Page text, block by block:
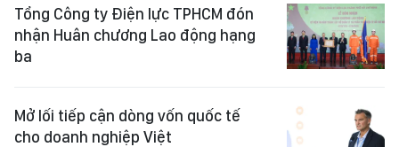
Tổng Công ty Điện lực TPHCM đón
nhận Huân chương Lao động hạng
ba
Mở lối tiếp cận dòng vốn quốc tế
cho doanh nghiệp Việt